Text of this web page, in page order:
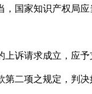
，国家知识产权局
请求成立，应予
第二项之规定，判决